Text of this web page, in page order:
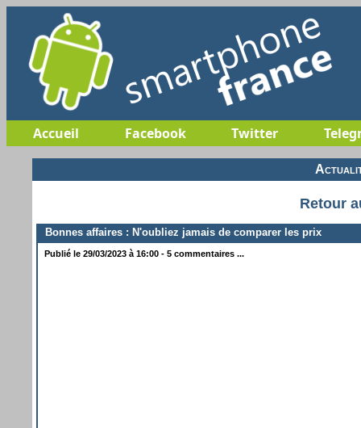
Accueil Facebook Twitter
Retour
Bonnes affaires : N'oubliez jamais de comparer les prix
Publié le 29/03/2023 à 16:00 - 5 commentaires ...